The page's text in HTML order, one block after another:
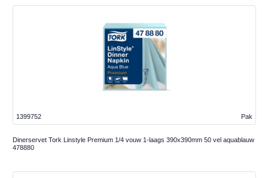
Pak
1399752
Dinerservet Tork Linstyle Premium 1/4 vouw 1-laags 390x390mm 50 vel aquablauw
478880